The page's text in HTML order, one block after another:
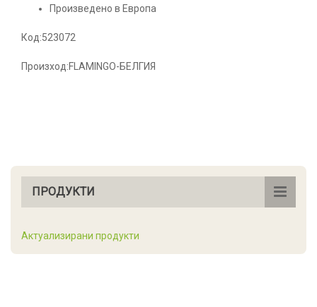
Произведено в Европа
Код:523072
Произход:FLAMINGO-БЕЛГИЯ
ПРОДУКТИ
Актуализирани продукти